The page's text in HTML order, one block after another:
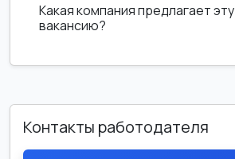
Какая компания предлагает эту
вакансию?
Контакты работодателя